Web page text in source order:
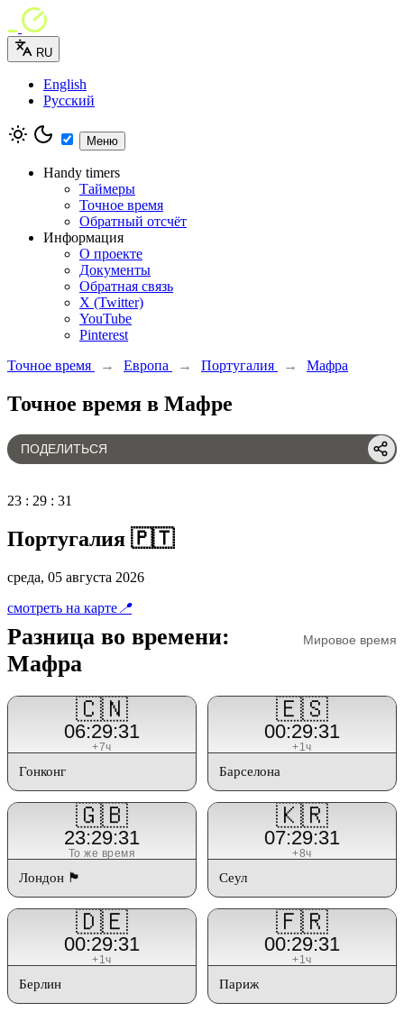
RU
English
Русский
Меню
Handy timers
Таймеры
Точное время
Обратный отсчёт
Информация
О проекте
Документы
Обратная связь
X (Twitter)
YouTube
Pinterest
Точное время
→ Европа → Португалия → Мафра
Точное время в Мафре
ПОДЕЛИТЬСЯ
23 : 29 : 31
Португалия 🇵🇹
среда, 05 августа 2026
смотреть на карте 📍
Разница во времени:
Мафра
Мировое время
🇨🇳
06:29:31
+7ч
Гонконг
🇪🇸
00:29:31
+1ч
Барселона
🇬🇧
23:29:31
То же время
Лондон 🏴󠁧󠁢󠁥󠁮󠁧󠁿
🇰🇷
07:29:31
+8ч
Сеул
🇩🇪
00:29:31
+1ч
Берлин
🇫🇷
00:29:31
+1ч
Париж